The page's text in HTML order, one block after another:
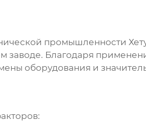
промышленности
заводе. Благодаря
оборудования и